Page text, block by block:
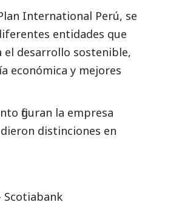
International Perú, se
entidades que
el desarrollo sostenible,
económica y mejores
figuran la empresa
distinciones en
Scotiabank